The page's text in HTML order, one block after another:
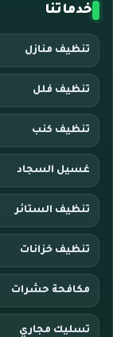
خدماتنا
تنظيف منازل
تنظيف فلل
تنظيف كنب
غسيل السجاد
تنظيف الستائر
تنظيف خزانات
مكافحة حشرات
تسليك مجاري